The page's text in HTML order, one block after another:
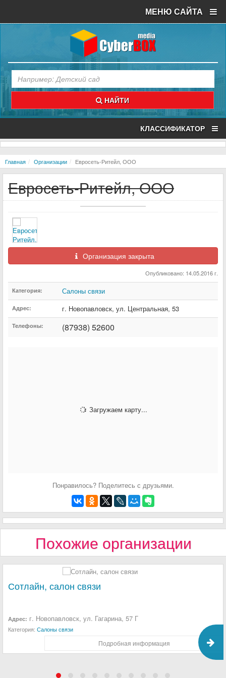
МЕНЮ САЙТА
НАЙТИ
КЛАССИФИКАТОР
Главная Организации Евросеть-Ритейл, ООО
Евросеть-Ритейл, ООО
Организация закрыта
Опубликовано: 14.05.2016 г.
Категория: Салоны связи
Адрес: г. Новопавловск, ул. Центральная, 53
Телефоны: (87938) 52600
Загружаем карту...
Понравилось? Поделитесь с друзьями.
Похожие организации
Сотлайн, салон связи
Адрес: г. Новопавловск, ул. Гагарина, 57 Г
Категория: Салоны связи
Подробная информация